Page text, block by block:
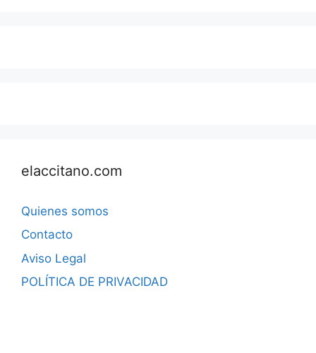
elaccitano.com
Quienes somos
Contacto
Aviso Legal
POLÍTICA DE PRIVACIDAD